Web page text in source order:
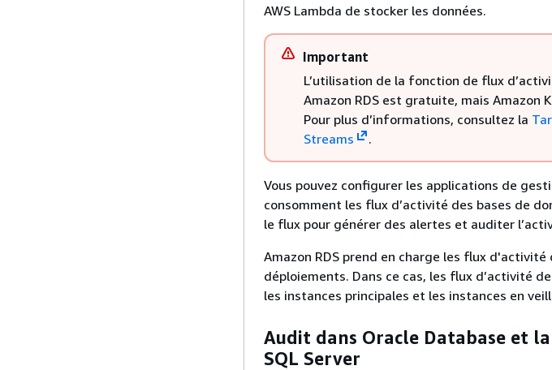
AWS Lambda de stocker les données.
Important
L’utilisation de la fonction de flux
Amazon RDS est gratuite, mais Amazon
Pour plus d’informations, consultez la
Streams
.
Vous pouvez configurer les applications de
consomment les flux d’activité des bases de
le flux pour générer des alertes et auditer
Amazon RDS prend en charge les flux
déploiements. Dans ce cas, les flux d’activité
les instances principales et les instances en
Audit dans Oracle Database et
SQL Server